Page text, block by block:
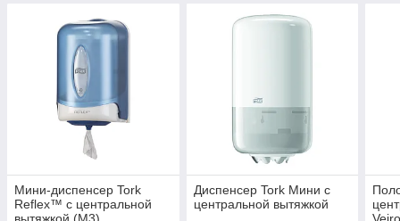
Мини-диспенсер Tork
Reflex™ с центральной
Диспенсер Tork Мини с
центральной вытяжкой